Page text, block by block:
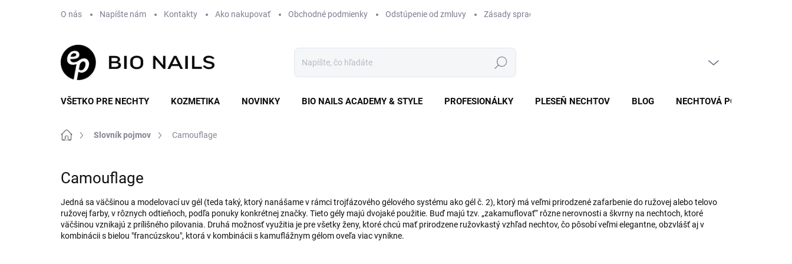
O nás Napíšte nám Kontakty Ako nakupovať Obchodné podmienky Odstúpenie od zmluvy Zásady spracovania a ochrany osobných údajov v spoločnosti BIO NAILS EP s.r.o.
Hľadať
VŠETKO PRE NECHTY KOZMETIKA NOVINKY BIO NAILS ACADEMY & STYLE PROFESIONÁLKY PLESEŇ NECHTOV BLOG NECHTOVÁ PORADNA
DomovSlovník pojmov Camouflage
Camouflage
Jedná sa väčšinou a modelovací uv gél (teda taký, ktorý nanášame v rámci trojfázového gélového systému ako gél č. 2), ktorý má veľmi prirodzené zafarbenie do ružovej alebo telovo
ružovej farby, v rôznych odtieňoch, podľa ponuky konkrétnej značky. Tieto gély majú dvojaké použitie. Buď majú tzv. „zakamuflovať“ rôzne nerovnosti a škvrny na nechtoch, ktoré
väčšinou vznikajú z prílišného pilovania. Druhá možnosť využitia je pre všetky ženy, ktoré chcú mať prirodzene ružovkastý vzhľad nechtov, čo pôsobí veľmi elegantne, obzvlášť aj v
kombinácii s bielou "francúzskou", ktorá v kombinácii s kamuflážnym gélom oveľa viac vynikne.